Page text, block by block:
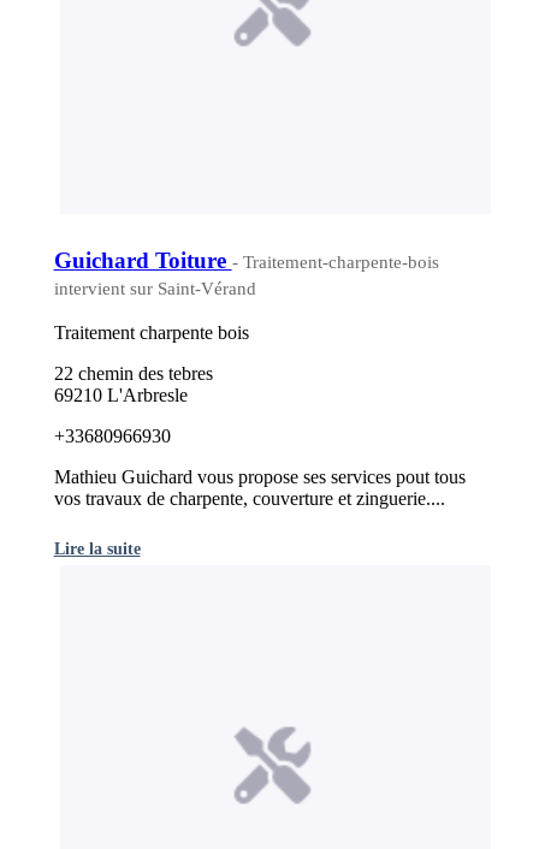
Guichard Toiture - Traitement-charpente-bois
intervient sur Saint-Vérand
Traitement charpente bois
22 chemin des tebres
69210 L'Arbresle
+33680966930
Mathieu Guichard vous propose ses services pout tous
vos travaux de charpente, couverture et zinguerie....
Lire la suite